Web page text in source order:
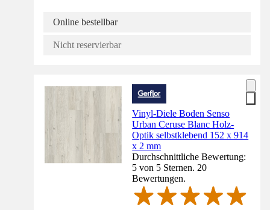
Online bestellbar
Nicht reservierbar
Vinyl-Diele Boden Senso
Urban Ceruse Blanc Holz-
Optik selbstklebend 152 x 914
x 2 mm
Durchschnittliche Bewertung:
5 von 5 Sternen. 20
Bewertungen.